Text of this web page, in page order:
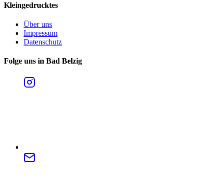
Kleingedrucktes
Über uns
Impressum
Datenschutz
Folge uns in Bad Belzig